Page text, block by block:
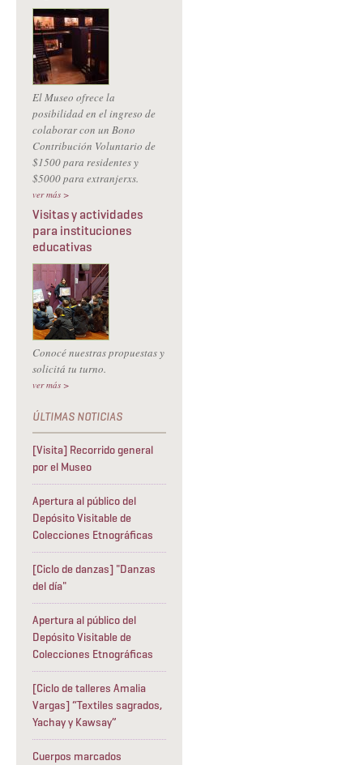
El Museo ofrece la
posibilidad en el ingreso de
colaborar con un Bono
Contribución Voluntario de
$1500 para residentes y
$5000 para extranjerxs.
ver más >
Visitas y actividades
para instituciones
educativas
Conocé nuestras propuestas y
solicitá tu turno.
ver más >
[Visita] Recorrido general
por el Museo
Apertura al público del
Depósito Visitable de
Colecciones Etnográficas
[Ciclo de danzas] "Danzas
del día"
Apertura al público del
Depósito Visitable de
Colecciones Etnográficas
[Ciclo de talleres Amalia
Vargas] “Textiles sagrados,
Yachay y Kawsay”
Cuerpos marcados